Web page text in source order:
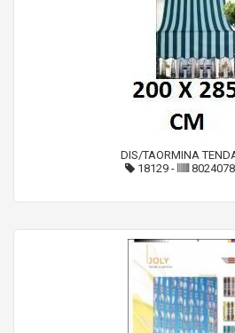
DIS/TAORMINA
18129 -